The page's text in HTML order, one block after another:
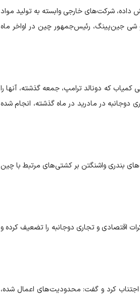
داده، شرکت‌های خارجی وابسته به تولید مواد
شی جین‌پینگ، رئیس‌جمهور چین در اواخر ماه
کمیاب که دونالد ترامپ، جمعه گذشته، آنها را
دوجانبه در مادرید در ماه گذشته، انجام شده
بندری واشنگتن بر کشتی‌های مرتبط با چین
اقتصادی و تجاری دوجانبه را تضعیف کرده و
کرد و گفت: محدودیت‌های اعمال شده،